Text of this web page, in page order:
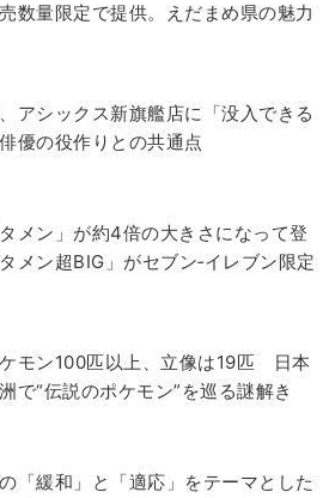
数量限定で提供。えだまめ県の魅力
アシックス新旗艦店に「没入できる
優の役作りとの共通点
メン」が約4倍の大きさになって登
メン超BIG」がセブン‐イレブン限定
モン100匹以上、立像は19匹 日本
で“伝説のポケモン”を巡る謎解き
「緩和」と「適応」をテーマとした